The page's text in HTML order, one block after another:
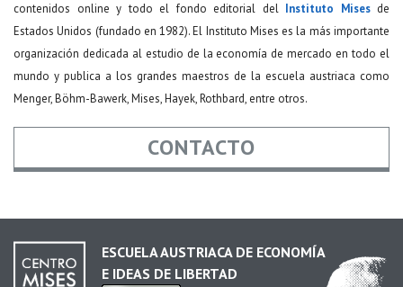
contenidos online y todo el fondo editorial del Instituto Misesde
Estados Unidos (fundado en 1982). El Instituto Mises es la más importante
organización dedicada al estudio de la economía de mercado en todo el
mundo y publica a los grandes maestros de la escuela austriaca como
Menger, Böhm-Bawerk, Mises, Hayek, Rothbard, entre otros.
CONTACTO
Email *
ESCUELA AUSTRIACA DE ECONOMÍA
E IDEAS DE LIBERTAD